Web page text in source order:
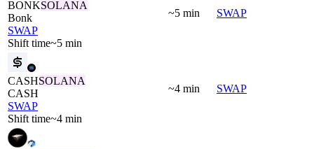
BONKSOLANA
Bonk
SWAP
Shift time~5 min
~5 min SWAP
CASHSOLANA
CASH
SWAP
Shift time~4 min
~4 min SWAP